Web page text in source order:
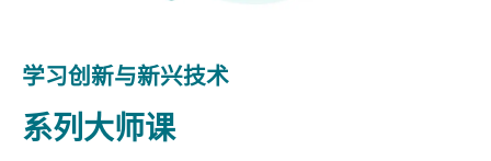
学习创新与新兴技术
系列大师课